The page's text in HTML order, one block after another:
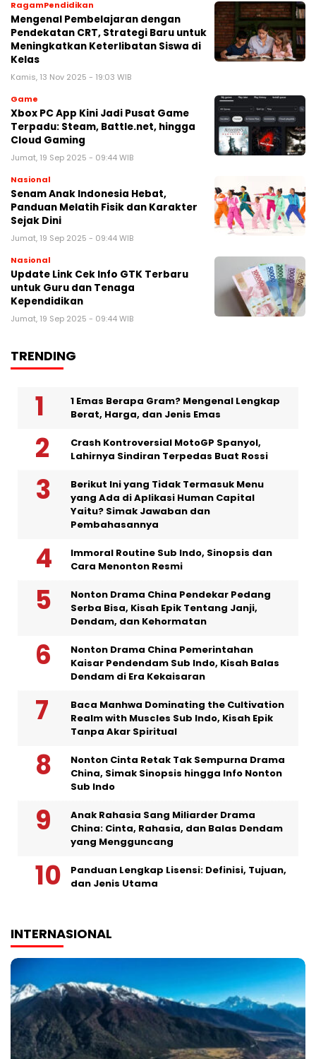
RagamPendidikan
Mengenal Pembelajaran dengan
Pendekatan CRT, Strategi Baru untuk
Meningkatkan Keterlibatan Siswa di
Kelas
Kamis, 13 Nov 2025 - 19:03 WIB
Game
Xbox PC App Kini Jadi Pusat Game
Terpadu: Steam, Battle.net, hingga
Cloud Gaming
Jumat, 19 Sep 2025 - 09:44 WIB
Nasional
Senam Anak Indonesia Hebat,
Panduan Melatih Fisik dan Karakter
Sejak Dini
Jumat, 19 Sep 2025 - 09:44 WIB
Nasional
Update Link Cek Info GTK Terbaru
untuk Guru dan Tenaga
Kependidikan
Jumat, 19 Sep 2025 - 09:44 WIB
TRENDING
1 Emas Berapa Gram? Mengenal Lengkap
Berat, Harga, dan Jenis Emas
Crash Kontroversial MotoGP Spanyol,
Lahirnya Sindiran Terpedas Buat Rossi
Berikut Ini yang Tidak Termasuk Menu
yang Ada di Aplikasi Human Capital
Yaitu? Simak Jawaban dan
Pembahasannya
Immoral Routine Sub Indo, Sinopsis dan
Cara Menonton Resmi
Nonton Drama China Pendekar Pedang
Serba Bisa, Kisah Epik Tentang Janji,
Dendam, dan Kehormatan
Nonton Drama China Pemerintahan
Kaisar Pendendam Sub Indo, Kisah Balas
Dendam di Era Kekaisaran
Baca Manhwa Dominating the Cultivation
Realm with Muscles Sub Indo, Kisah Epik
Tanpa Akar Spiritual
Nonton Cinta Retak Tak Sempurna Drama
China, Simak Sinopsis hingga Info Nonton
Sub Indo
Anak Rahasia Sang Miliarder Drama
China: Cinta, Rahasia, dan Balas Dendam
yang Mengguncang
Panduan Lengkap Lisensi: Definisi, Tujuan,
dan Jenis Utama
INTERNASIONAL